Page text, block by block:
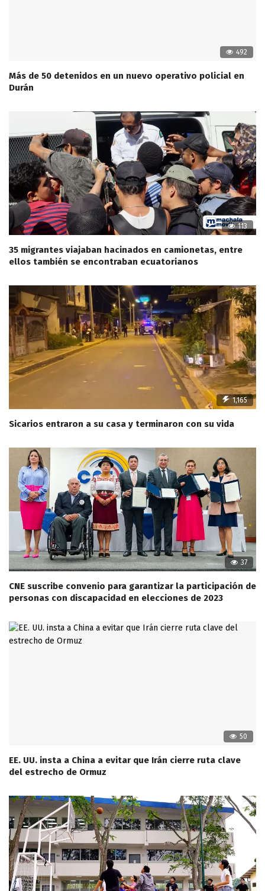
492
Más de 50 detenidos en un nuevo operativo policial en
Durán
113
35 migrantes viajaban hacinados en camionetas, entre
ellos también se encontraban ecuatorianos
1,165
Sicarios entraron a su casa y terminaron con su vida
37
CNE suscribe convenio para garantizar la participación de
personas con discapacidad en elecciones de 2023
50
EE. UU. insta a China a evitar que Irán cierre ruta clave
del estrecho de Ormuz